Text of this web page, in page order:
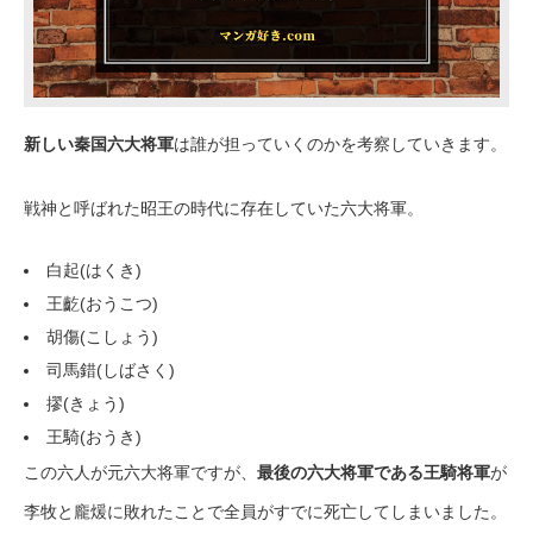
新しい秦国六大将軍は誰が担っていくのかを考察していきます。
戦神と呼ばれた昭王の時代に存在していた六大将軍。
白起(はくき)
王齕(おうこつ)
胡傷(こしょう)
司馬錯(しばさく)
摎(きょう)
王騎(おうき)
この六人が元六大将軍ですが、 最後の六大将軍である王騎将軍が
李牧と龐煖に敗れたことで全員がすでに死亡してしまいました。